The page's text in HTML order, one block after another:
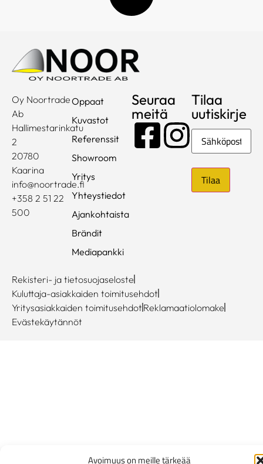
Avoimuus on meille tärkeää
Oy Noortrade
Ab
Hallimestarinkatu
2
20780
Kaarina
info@noortrade.fi
+358 2 51 22
500
Oppaat
Kuvastot
Referenssit
Showroom
Yritys
Yhteystiedot
Ajankohtaista
Brändit
Mediapankki
Seuraa
meitä
Tilaa
uutiskirje
Sähköposti
Rekisteri- ja tietosuojaseloste
Kuluttaja-asiakkaiden toimitusehdot
Yritysasiakkaiden toimitusehdot Reklamaatiolomake
Evästekäytännöt